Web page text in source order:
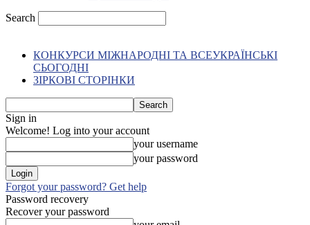
Search
КОНКУРСИ МІЖНАРОДНІ ТА ВСЕУКРАЇНСЬКІ
СЬОГОДНІ
ЗІРКОВІ СТОРІНКИ
Sign in
Welcome! Log into your account
your username
your password
Forgot your password? Get help
Password recovery
Recover your password